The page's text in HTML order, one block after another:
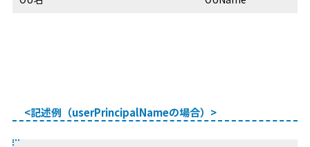
<記述例（userPrincipalNameの場合）>